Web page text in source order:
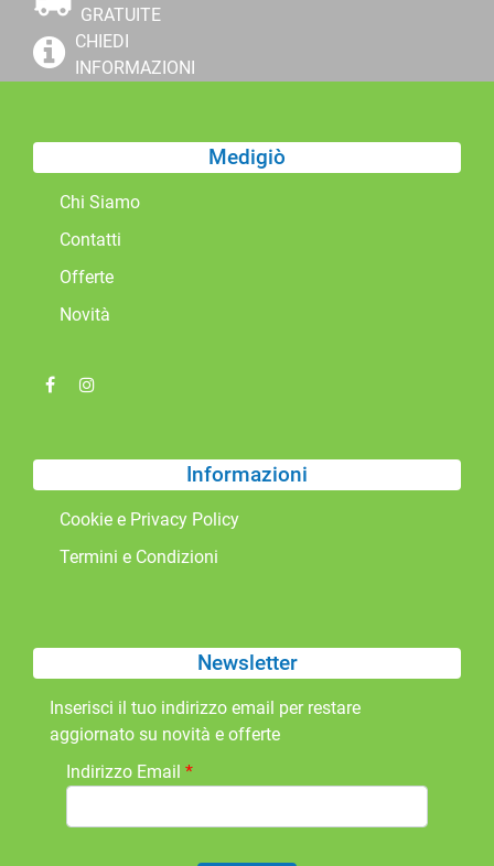
GRATUITE
CHIEDI
INFORMAZIONI
Medigiò
Chi Siamo
Contatti
Offerte
Novità
Informazioni
Cookie e Privacy Policy
Termini e Condizioni
Newsletter
Inserisci il tuo indirizzo email per restare
aggiornato su novità e offerte
Indirizzo Email *